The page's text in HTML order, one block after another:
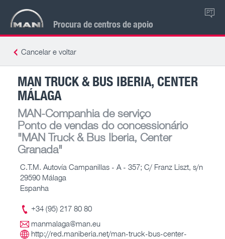
Procura de centros de apoio
PT
Cancelar e voltar
MAN TRUCK & BUS IBERIA, CENTER
MÁLAGA
MAN-Companhia de serviço
Ponto de vendas do concessionário
"MAN Truck & Bus Iberia, Center
Granada"
C.T.M. Autovía Campanillas - A - 357; C/ Franz Liszt, s/n
29590 Málaga
Espanha
+34 (95) 217 80 80
manmalaga@man.eu
http://red.maniberia.net/man-truck-bus-center-